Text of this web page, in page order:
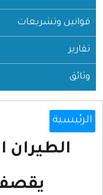
قوانين وتشريعات
تقارير
وثائق
الرئيسية
الطيران
يقصف